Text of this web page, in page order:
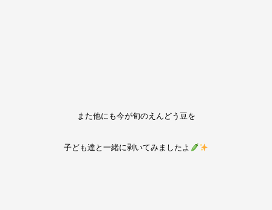
また他にも今が旬のえんどう豆を
子ども達と一緒に剥いてみましたよ